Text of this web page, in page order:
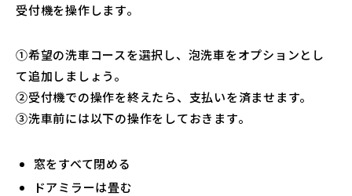
受付機を操作します。
①希望の洗車コースを選択し、泡洗車をオプションとし
て追加しましょう。
②受付機での操作を終えたら、支払いを済ませます。
③洗車前には以下の操作をしておきます。
窓をすべて閉める
ドアミラーは畳む